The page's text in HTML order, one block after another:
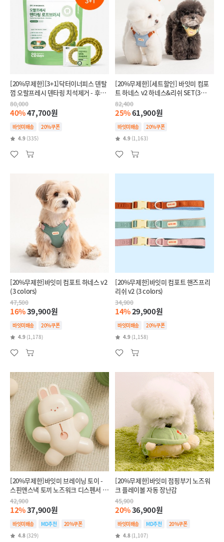
[20%무제한][3+1]닥터이너피스 덴탈
껌 오랄프레시 덴타링 치석제거 - 후코
이단(인텐시브,항산화)
80,000
40%47,700원
바잇미배송
20%쿠폰
4.9 (335)
[20%무제한][세트할인] 바잇미 컴포
트 하네스 v2 하네스&리쉬 SET(3
colors)
82,400
25%61,900원
바잇미배송
20%쿠폰
4.9 (1,163)
[20%무제한]바잇미 컴포트 하네스 v2
(3 colors)
47,500
16%39,900원
바잇미배송
20%쿠폰
4.9 (1,178)
[20%무제한]바잇미 컴포트 핸즈프리
리쉬 v2 (3 colors)
34,900
14%29,900원
바잇미배송
20%쿠폰
4.9 (1,158)
[20%무제한]바잇미 브레이닝 토이 -
스핀앤스낵 토끼 노즈워크 디스펜서 장
난감
42,900
12%37,900원
바잇미배송 MD추천
20%쿠폰
4.8 (329)
[20%무제한]바잇미 점핑부기 노즈워
크 플레이볼 자동 장난감
45,900
20%36,900원
바잇미배송 MD추천
20%쿠폰
4.8 (1,107)